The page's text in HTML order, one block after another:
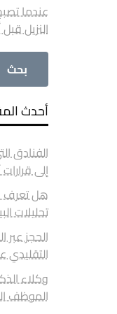
عندما
النزيل
أحدث
الفنادق
إلى قرارات
هل تعرف
تحليلات
الحجز
التقليدي
وكلاء
الموظف